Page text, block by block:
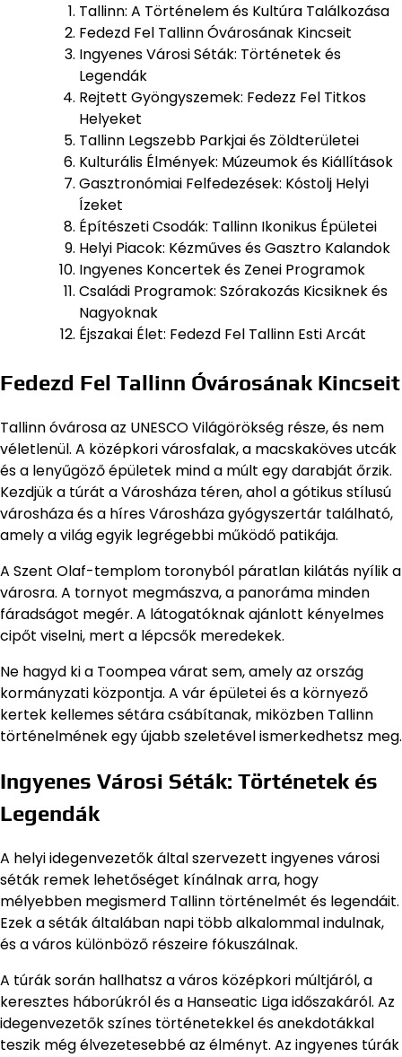
Tallinn: A Történelem és Kultúra Találkozása
Fedezd Fel Tallinn Óvárosának Kincseit
Ingyenes Városi Séták: Történetek és
Legendák
Rejtett Gyöngyszemek: Fedezz Fel Titkos
Helyeket
Tallinn Legszebb Parkjai és Zöldterületei
Kulturális Élmények: Múzeumok és Kiállítások
Gasztronómiai Felfedezések: Kóstolj Helyi
Ízeket
Építészeti Csodák: Tallinn Ikonikus Épületei
Helyi Piacok: Kézműves és Gasztro Kalandok
Ingyenes Koncertek és Zenei Programok
Családi Programok: Szórakozás Kicsiknek és
Nagyoknak
Éjszakai Élet: Fedezd Fel Tallinn Esti Arcát
Fedezd Fel Tallinn Óvárosának Kincseit
Tallinn óvárosa az UNESCO Világörökség része, és nem
véletlenül. A középkori városfalak, a macskaköves utcák
és a lenyűgöző épületek mind a múlt egy darabját őrzik.
Kezdjük a túrát a Városháza téren, ahol a gótikus stílusú
városháza és a híres Városháza gyógyszertár található,
amely a világ egyik legrégebbi működő patikája.
A Szent Olaf-templom toronyból páratlan kilátás nyílik a
városra. A tornyot megmászva, a panoráma minden
fáradságot megér. A látogatóknak ajánlott kényelmes
cipőt viselni, mert a lépcsők meredekek.
Ne hagyd ki a Toompea várat sem, amely az ország
kormányzati központja. A vár épületei és a környező
kertek kellemes sétára csábítanak, miközben Tallinn
történelmének egy újabb szeletével ismerkedhetsz meg.
Ingyenes Városi Séták: Történetek és
Legendák
A helyi idegenvezetők által szervezett ingyenes városi
séták remek lehetőséget kínálnak arra, hogy
mélyebben megismerd Tallinn történelmét és legendáit.
Ezek a séták általában napi több alkalommal indulnak,
és a város különböző részeire fókuszálnak.
A túrák során hallhatsz a város középkori múltjáról, a
keresztes háborúkról és a Hanseatic Liga időszakáról. Az
idegenvezetők színes történetekkel és anekdotákkal
teszik még élvezetesebbé az élményt. Az ingyenes túrák